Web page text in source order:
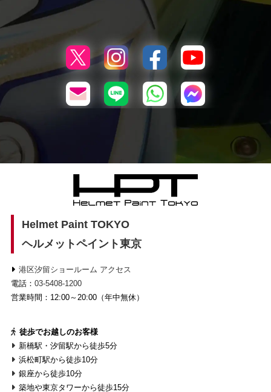
Helmet Paint TOKYO
ヘルメットペイント東京
港区汐留ショールーム アクセス
電話： 03-5408-1200
営業時間：12:00～20:00（年中無休）
徒歩でお越しのお客様
新橋駅・汐留駅から徒歩5分
浜松町駅から徒歩10分
銀座から徒歩10分
築地や東京タワーから徒歩15分